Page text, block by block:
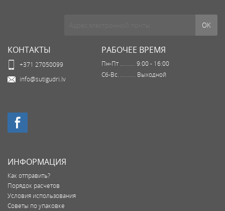
КОНТАКТЫ
+371 27050099
info@sutigudri.lv
РАБОЧЕЕ ВРЕМЯ
Пн-Пт
9:00 - 16:00
Сб-Вс.
Выходной
ИНФОРМАЦИЯ
Как отправить?
Порядок расчетов
Условия использования
Советы по упаковке